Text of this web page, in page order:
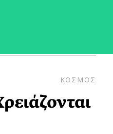
ΚΟΣΜΟΣ